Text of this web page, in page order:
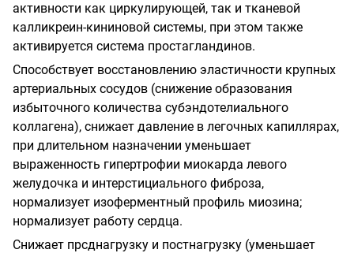
активности как циркулирующей, так и тканевой
калликреин-кининовой системы, при этом также
активируется система простагландинов.
Способствует восстановлению эластичности крупных
артериальных сосудов (снижение образования
избыточного количества субэндотелиального
коллагена), снижает давление в легочных капиллярах,
при длительном назначении уменьшает
выраженность гипертрофии миокарда левого
желудочка и интерстициального фиброза,
нормализует изоферментный профиль миозина;
нормализует работу сердца.
Снижает прсднагрузку и постнагрузку (уменьшает